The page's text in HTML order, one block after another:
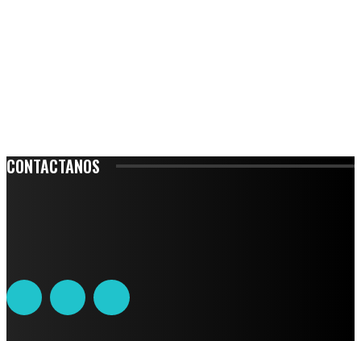
CONTACTANOS